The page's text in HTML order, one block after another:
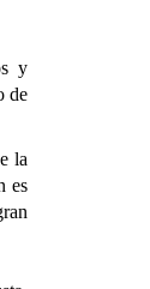
y
de
la
es